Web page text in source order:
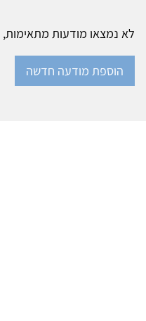
לא נמצאו מודעות מתאימות,
הוספת מודעה חדשה